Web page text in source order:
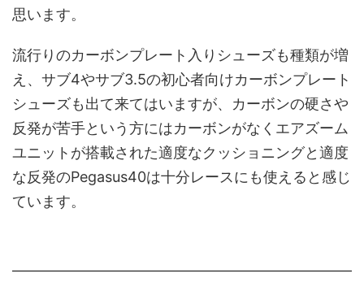
思います。
流行りのカーボンプレート入りシューズも種類が増
え、サブ4やサブ3.5の初心者向けカーボンプレート
シューズも出て来てはいますが、カーボンの硬さや
反発が苦手という方にはカーボンがなくエアズーム
ユニットが搭載された適度なクッショニングと適度
な反発のPegasus40は十分レースにも使えると感じ
ています。